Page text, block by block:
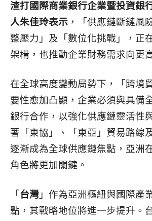
渣打國際商業銀行企業暨投資銀
人朱佳玲表示 ，「供應鏈斷鏈風
整壓力」及「數位化挑戰」，正
架構，也推動企業財務需求向更
在全球高度變動局勢下，「跨境
要性愈加凸顯，企業必須與具備
銀行合作，以強化供應鏈靈活性
著「東協」、「東亞」貿易路線
逐漸成為全球供應鏈焦點，亞洲
角色將更加關鍵。
「 台灣 」作為亞洲樞紐與國際產
點，其戰略地位將進一步提升。